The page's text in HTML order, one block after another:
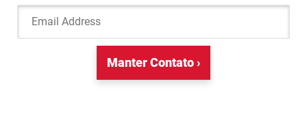
Email Address
Manter Contato ›